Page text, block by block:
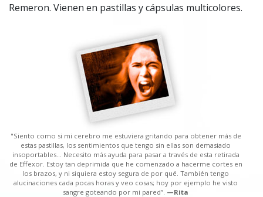
Remeron. Vienen en pastillas y cápsulas multicolores.
"Siento como si mi cerebro me estuviera gritando para obtener más de
estas pastillas, los sentimientos que tengo sin ellas son demasiado
insoportables… Necesito más ayuda para pasar a través de esta retirada
de Effexor. Estoy tan deprimida que he comenzado a hacerme cortes en
los brazos, y ni siquiera estoy segura de por qué. También tengo
alucinaciones cada pocas horas y veo cosas; hoy por ejemplo he visto
sangre goteando por mi pared”. —Rita